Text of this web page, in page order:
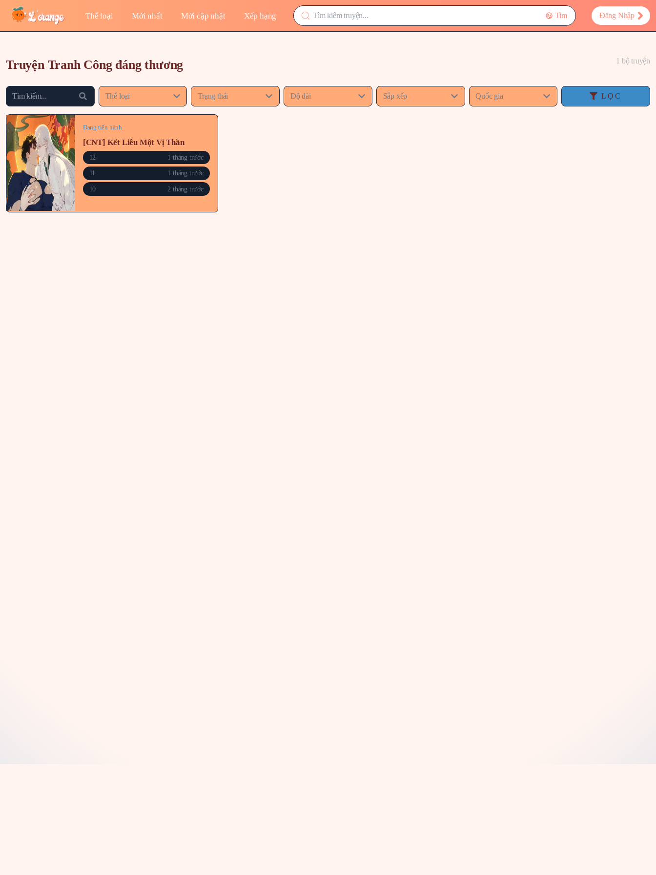
Thể loại Mới nhất Mới cập nhật Xếp hạng Tìm Đăng Nhập
Truyện Tranh Công đáng thương 1 bộ truyện
Thể loại Trạng thái Độ dài Sắp xếp Quốc gia LỌC
Đang tiến hành
[CNT] Kết Liễu Một Vị Thần
12 1 tháng trước
11 1 tháng trước
10 2 tháng trước